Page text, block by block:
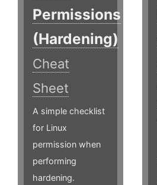
Permissions
(Hardening)
Cheat
Sheet
A simple checklist
for Linux
permission when
performing
hardening.